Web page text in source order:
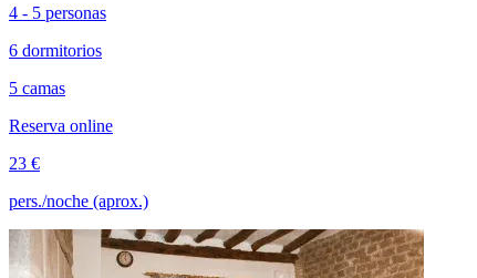
4 - 5 personas
6 dormitorios
5 camas
Reserva online
23 €
pers./noche (aprox.)